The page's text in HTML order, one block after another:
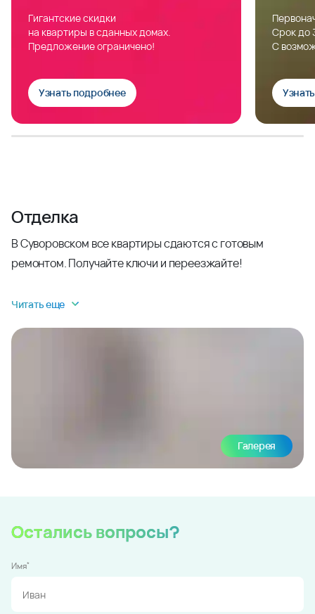
Гигантские скидки
на квартиры в сданных домах.
Предложение ограничено!
Узнать подробнее
Срок до
С
Отделка
В Суворовском все квартиры сдаются с готовым
ремонтом. Получайте ключи и переезжайте!
Читать еще
Галерея
Остались вопросы?
Имя*